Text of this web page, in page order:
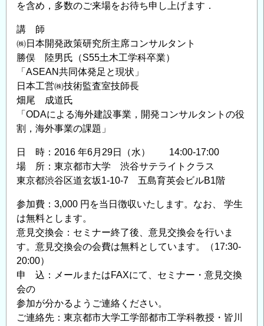
を含め，多数のご来場をお待ち申し上げます．
講 師
㈱日本開発政策研究所主席コンサルタント
勝俣 陸男氏（S55土木工学科卒業）
「ASEAN共同体発足と現状」
日本工営㈱技術監査室技師長
畑尾 成道氏
「ODAによる海外建設事業，開発コンサルタントの役
割，海外事業の課題」
日 時：2016 年6月29日（水） 14:00-17:00
場 所：東京都市大学 渋谷サテライトクラス
東京都渋谷区道玄坂1-10-7 五島育英会ビルB1階
参加費：3,000 円を当日徴収いたします。なお、 学生
は無料とします。
意見交換会：セミナー終了後、意見交換会を行いま
す。意見交換会の会費は無料としています。（17:30-
20:00）
申 込：メールまたはFAXにて、セミナー・意見交換
会の
参加が分かるようご連絡ください。
ご連絡先：東京都市大学工学部都市工学科教授・皆川